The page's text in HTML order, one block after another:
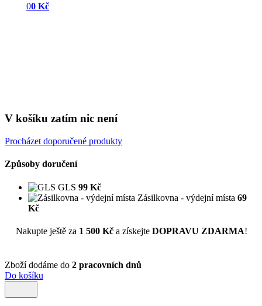
00 Kč
V košíku zatím nic není
Procházet doporučené produkty
Způsoby doručení
GLS 99 Kč
Zásilkovna - výdejní místa 69
Kč
Nakupte ještě za 1 500 Kč a získejte DOPRAVU ZDARMA!
Zboží dodáme do 2 pracovních dnů
Do košíku